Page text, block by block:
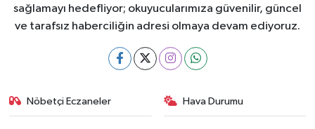
sağlamayı hedefliyor; okuyucularımıza güvenilir, güncel
ve tarafsız haberciliğin adresi olmaya devam ediyoruz.
Nöbetçi Eczaneler Hava Durumu